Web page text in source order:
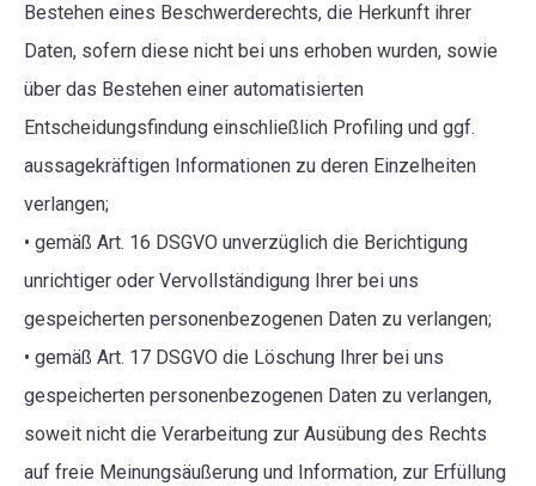
Bestehen eines Beschwerderechts, die Herkunft ihrer
Daten, sofern diese nicht bei uns erhoben wurden, sowie
über das Bestehen einer automatisierten
Entscheidungsfindung einschließlich Profiling und ggf.
aussagekräftigen Informationen zu deren Einzelheiten
verlangen;
• gemäß Art. 16 DSGVO unverzüglich die Berichtigung
unrichtiger oder Vervollständigung Ihrer bei uns
gespeicherten personenbezogenen Daten zu verlangen;
• gemäß Art. 17 DSGVO die Löschung Ihrer bei uns
gespeicherten personenbezogenen Daten zu verlangen,
soweit nicht die Verarbeitung zur Ausübung des Rechts
auf freie Meinungsäußerung und Information, zur Erfüllung